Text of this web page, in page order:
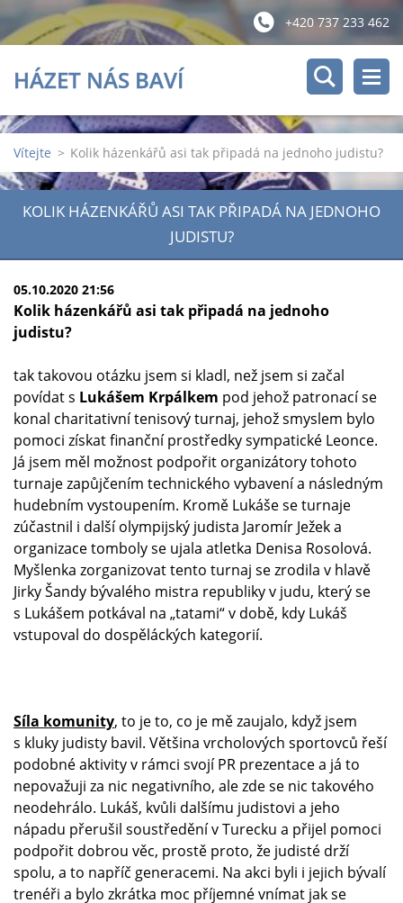
+420 737 233 462
HÁZET NÁS BAVÍ
Vítejte > Kolik házenkářů asi tak připadá na jednoho judistu?
KOLIK HÁZENKÁŘŮ ASI TAK PŘIPADÁ NA JEDNOHO
JUDISTU?
05.10.2020 21:56
Kolik házenkářů asi tak připadá na jednoho
judistu?
tak takovou otázku jsem si kladl, než jsem si začal
povídat s Lukášem Krpálkem pod jehož patronací se
konal charitativní tenisový turnaj, jehož smyslem bylo
pomoci získat finanční prostředky sympatické Leonce.
Já jsem měl možnost podpořit organizátory tohoto
turnaje zapůjčením technického vybavení a následným
hudebním vystoupením. Kromě Lukáše se turnaje
zúčastnil i další olympijský judista Jaromír Ježek a
organizace tomboly se ujala atletka Denisa Rosolová.
Myšlenka zorganizovat tento turnaj se zrodila v hlavě
Jirky Šandy bývalého mistra republiky v judu, který se
s Lukášem potkával na „tatami“ v době, kdy Lukáš
vstupoval do dospěláckých kategorií.
Síla komunity, to je to, co je mě zaujalo, když jsem
s kluky judisty bavil. Většina vrcholových sportovců řeší
podobné aktivity v rámci svojí PR prezentace a já to
nepovažuji za nic negativního, ale zde se nic takového
neodehrálo. Lukáš, kvůli dalšímu judistovi a jeho
nápadu přerušil soustředění v Turecku a přijel pomoci
podpořit dobrou věc, prostě proto, že judisté drží
spolu, a to napříč generacemi. Na akci byli i jejich bývalí
trenéři a bylo zkrátka moc příjemné vnímat jak se